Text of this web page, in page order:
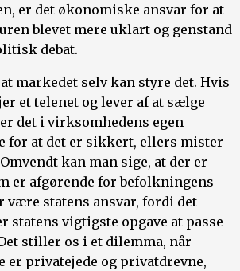
er det økonomiske ansvar for at
blevet mere uklart og genstand
debat.
markedet selv kan styre det. Hvis
et telenet og lever af at sælge
det i virksomhedens egen
for at det er sikkert, ellers mister
kan man sige, at der er
er afgørende for befolkningens
være statens ansvar, fordi det
statens vigtigste opgave at passe
stiller os i et dilemma, når
privatejede og privatdrevne,